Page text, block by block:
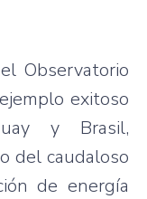
Observatorio
exitoso
y Brasil,
del caudaloso
de energía